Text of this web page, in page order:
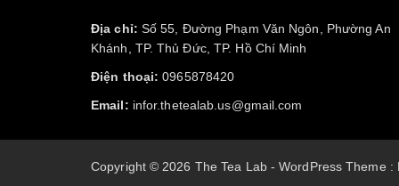
Địa chỉ: Số 55, Đường Phạm Văn Ngôn, Phường An
Khánh, TP. Thủ Đức, TP. Hồ Chí Minh
Điện thoại: 0965878420
Email: infor.thetealab.us@gmail.com
Copyright © 2026 The Tea Lab - WordPress Theme :